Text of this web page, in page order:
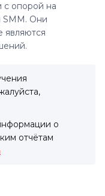
опорой на
SMM. Они
являются
о
отчётам